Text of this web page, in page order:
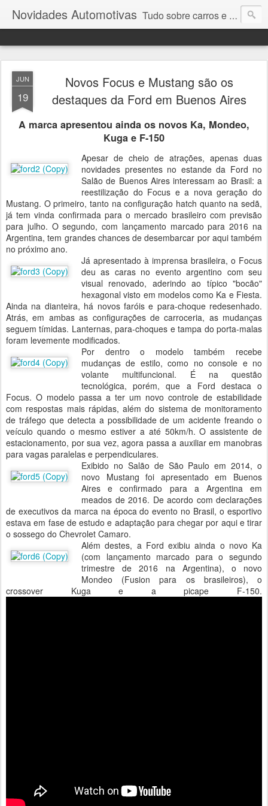
Novidades Automotivas Tudo sobre carros e motores
JUN
19
Novos Focus e Mustang são os
destaques da Ford em Buenos Aires
A marca apresentou ainda os novos Ka, Mondeo,
Kuga e F-150
Apesar de cheio de atrações, apenas duas
novidades presentes no estande da Ford no
Salão de Buenos Aires interessam ao Brasil: a
reestilização do Focus e a nova geração do
Mustang. O primeiro, tanto na configuração hatch quanto na sedã,
já tem vinda confirmada para o mercado brasileiro com previsão
para julho. O segundo, com lançamento marcado para 2016 na
Argentina, tem grandes chances de desembarcar por aqui também
no próximo ano.
Já apresentado à imprensa brasileira, o Focus
deu as caras no evento argentino com seu
visual renovado, aderindo ao típico "bocão"
hexagonal visto em modelos como Ka e Fiesta.
Ainda na dianteira, há novos faróis e para-choque redesenhado.
Atrás, em ambas as configurações de carroceria, as mudanças
seguem tímidas. Lanternas, para-choques e tampa do porta-malas
foram levemente modificados.
Por dentro o modelo também recebe
mudanças de estilo, como no console e no
volante multifuncional. É na questão
tecnológica, porém, que a Ford destaca o
Focus. O modelo passa a ter um novo controle de estabilidade
com respostas mais rápidas, além do sistema de monitoramento
de tráfego que detecta a possibilidade de um acidente freando o
veículo quando o mesmo estiver a até 50km/h. O assistente de
estacionamento, por sua vez, agora passa a auxiliar em manobras
para vagas paralelas e perpendiculares.
Exibido no Salão de São Paulo em 2014, o
novo Mustang foi apresentado em Buenos
Aires e confirmado para a Argentina em
meados de 2016. De acordo com declarações
de executivos da marca na época do evento no Brasil, o esportivo
estava em fase de estudo e adaptação para chegar por aqui e tirar
o sossego do Chevrolet Camaro.
Além destes, a Ford exibiu ainda o novo Ka
(com lançamento marcado para o segundo
trimestre de 2016 na Argentina), o novo
Mondeo (Fusion para os brasileiros), o
crossover Kuga e a picape F-150.